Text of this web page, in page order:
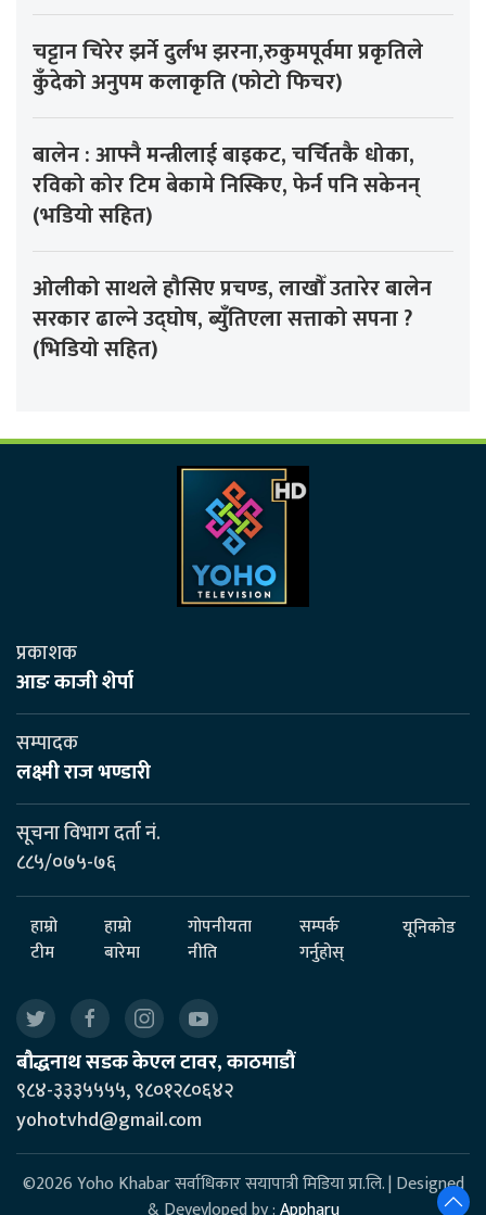
चट्टान चिरेर झर्ने दुर्लभ झरना,रुकुमपूर्वमा प्रकृतिले
कुँदेको अनुपम कलाकृति (फोटो फिचर)
बालेन : आफ्नै मन्त्रीलाई बाइकट, चर्चितकै धोका,
रविको कोर टिम बेकामे निस्किए, फेर्न पनि सकेनन्
(भडियो सहित)
ओलीको साथले हौसिए प्रचण्ड, लाखौँ उतारेर बालेन
सरकार ढाल्ने उद्घोष, ब्युँतिएला सत्ताको सपना ?
(भिडियो सहित)
प्रकाशक
आङ काजी शेर्पा
सम्पादक
लक्ष्मी राज भण्डारी
सूचना विभाग दर्ता नं.
८८५/०७५-७६
हाम्रो
टीम
हाम्रो
बारेमा
गोपनीयता
नीति
सम्पर्क
गर्नुहोस्
यूनिकोड
बौद्धनाथ सडक केएल टावर, काठमाडौं
९८४-३३३५५५५, ९८०१२८०६४२
yohotvhd@gmail.com
©2026 Yoho Khabar सर्वाधिकार सयापात्री मिडिया प्रा.लि. | Designed